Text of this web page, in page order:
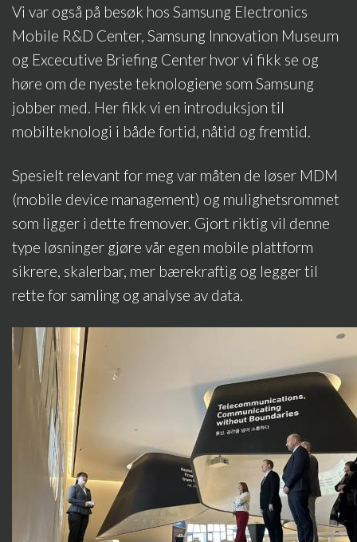
Vi var også på besøk hos Samsung Electronics
Mobile R&D Center, Samsung Innovation Museum
og Excecutive Briefing Center hvor vi fikk se og
høre om de nyeste teknologiene som Samsung
jobber med. Her fikk vi en introduksjon til
mobilteknologi i både fortid, nåtid og fremtid.
Spesielt relevant for meg var måten de løser MDM
(mobile device management) og mulighetsrommet
som ligger i dette fremover. Gjort riktig vil denne
type løsninger gjøre vår egen mobile plattform
sikrere, skalerbar, mer bærekraftig og legger til
rette for samling og analyse av data.